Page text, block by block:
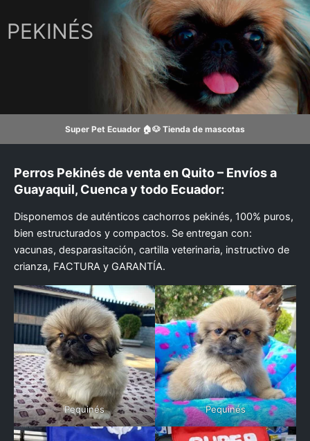
contenido
PEKINÉS
Super Pet Ecuador 🏠🐶 Tienda de mascotas
Perros Pekinés de venta en Quito – Envíos a
Guayaquil, Cuenca y todo Ecuador:
Disponemos de auténticos cachorros pekinés, 100% puros,
bien estructurados y compactos. Se entregan con:
vacunas, desparasitación, cartilla veterinaria, instructivo de
crianza, FACTURA y GARANTÍA.
Pequinés Pequinés